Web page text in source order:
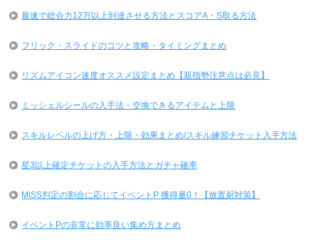
最速で総合力12万以上到達させる方法とスコアA・S取る方法
フリック・スライドのコツと攻略・タイミングまとめ
リズムアイコン速度オススメ設定まとめ【親指勢注意点は必見】
ミッシェルシールの入手法・交換できるアイテムと上限
スキルレベルの上げ方・上限・効果まとめ/スキル練習チケット入手方法
星3以上確定チケットの入手方法とガチャ確率
MISS判定の割合に応じてイベントP 獲得量0！【放置厨対策】
イベントPの非常に効率良い集め方まとめ